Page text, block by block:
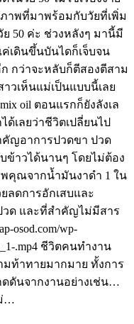
าพที่มาพร้อมกับวัยที่เพิ่ม
50 ค่ะ ช่วงหลังๆ มานี้มี
เดินขึ้นบันไดก็เจ็บจน
กว่าจะหลับก็ตีสองตีสาม
วเห็นแม่เป็นแบบนี้เลย
oil ตอนแรกก็ยังลังเล
ด้เลยว่าชีวิตเปลี่ยนไป
ญอาการปวดขา ปวด
าวได้นานๆ โดยไม่ต้อง
คุณจากน้ำมันงาดำ 1 ใน
ลดการอักเสบและ
วด และที่สำคัญไม่มีสาร
osod.com/wp-
.mp4 ชีวิตคนทำงาน
ท้าทายมากมาย ทั้งการ
ดดันจากงานอย่างเช่น…
…